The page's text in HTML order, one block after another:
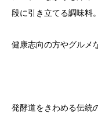
段に引き立てる調味料。
健康志向の方やグルメ
発酵道をきわめる伝統